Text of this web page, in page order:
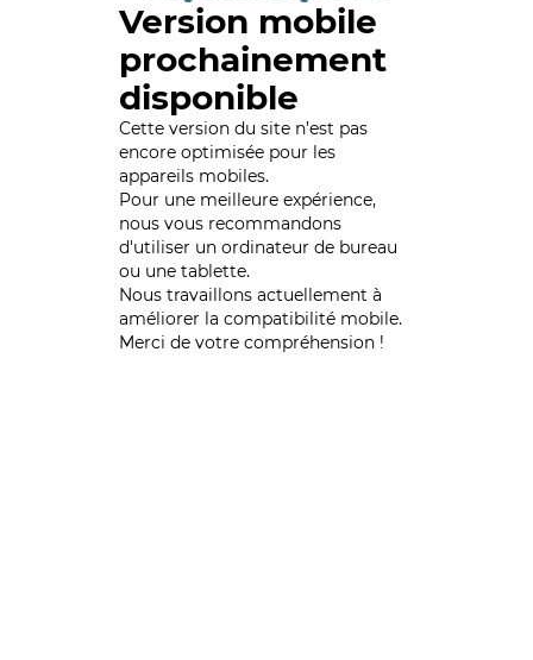
Version mobile
prochainement
disponible
Cette version du site n’est pas
encore optimisée pour les
appareils mobiles.
Pour une meilleure expérience,
nous vous recommandons
d'utiliser un ordinateur de bureau
ou une tablette.
Nous travaillons actuellement à
améliorer la compatibilité mobile.
Merci de votre compréhension !